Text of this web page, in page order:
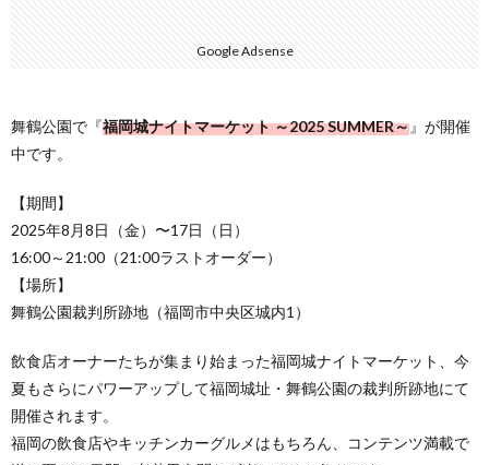
Google Adsense
舞鶴公園で『福岡城ナイトマーケット ～2025 SUMMER～』が開催
中です。
【期間】
2025年8月8日（金）〜17日（日）
16:00～21:00（21:00ラストオーダー）
【場所】
舞鶴公園裁判所跡地（福岡市中央区城内1）
飲食店オーナーたちが集まり始まった福岡城ナイトマーケット、今
夏もさらにパワーアップして福岡城址・舞鶴公園の裁判所跡地にて
開催されます。
福岡の飲食店やキッチンカーグルメはもちろん、コンテンツ満載で